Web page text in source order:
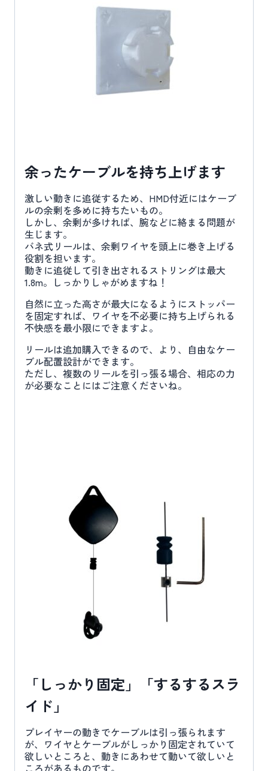
余ったケーブルを持ち上げます
激しい動きに追従するため、HMD付近にはケーブ
ルの余剰を多めに持ちたいもの。
しかし、余剰が多ければ、腕などに絡まる問題が
生じます。
バネ式リールは、余剰ワイヤを頭上に巻き上げる
役割を担います。
動きに追従して引き出されるストリングは最大
1.8m。しっかりしゃがめますね！
自然に立った高さが最大になるようにストッパー
を固定すれば、ワイヤを不必要に持ち上げられる
不快感を最小限にできますよ。
リールは追加購入できるので、より、自由なケー
ブル配置設計ができます。
ただし、複数のリールを引っ張る場合、相応の力
が必要なことにはご注意くださいね。
「しっかり固定」「するするスラ
イド」
プレイヤーの動きでケーブルは引っ張られます
が、ワイヤとケーブルがしっかり固定されていて
欲しいところと、動きにあわせて動いて欲しいと